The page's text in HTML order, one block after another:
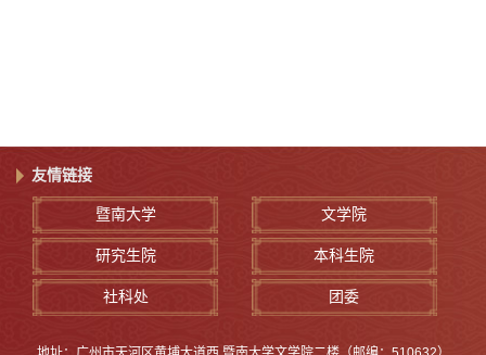
友情链接
暨南大学 文学院
研究生院 本科生院
社科处 团委